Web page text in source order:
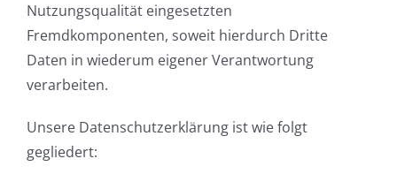
Nutzungsqualität eingesetzten
Fremdkomponenten, soweit hierdurch Dritte
Daten in wiederum eigener Verantwortung
verarbeiten.
Unsere Datenschutzerklärung ist wie folgt
gegliedert: